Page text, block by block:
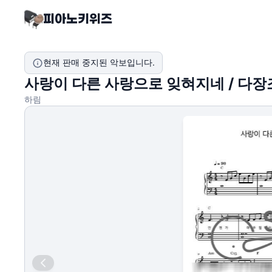
현재 판매 중지된 악보입니다.
사랑이 다른 사랑으로 잊혀지네 / 다장
하림